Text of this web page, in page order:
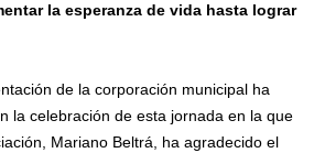
la esperanza de vida hasta lograr
de la corporación municipal ha
la celebración de esta jornada en la que
Mariano Beltrá, ha agradecido el